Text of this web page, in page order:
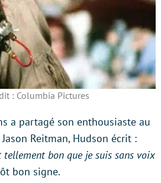
: Columbia Pictures
a partagé son enthousiaste au
Reitman, Hudson écrit :
bon que je suis sans voix
bon signe.